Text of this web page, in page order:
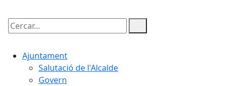
Cercar:
Ajuntament
Salutació de l'Alcalde
Govern